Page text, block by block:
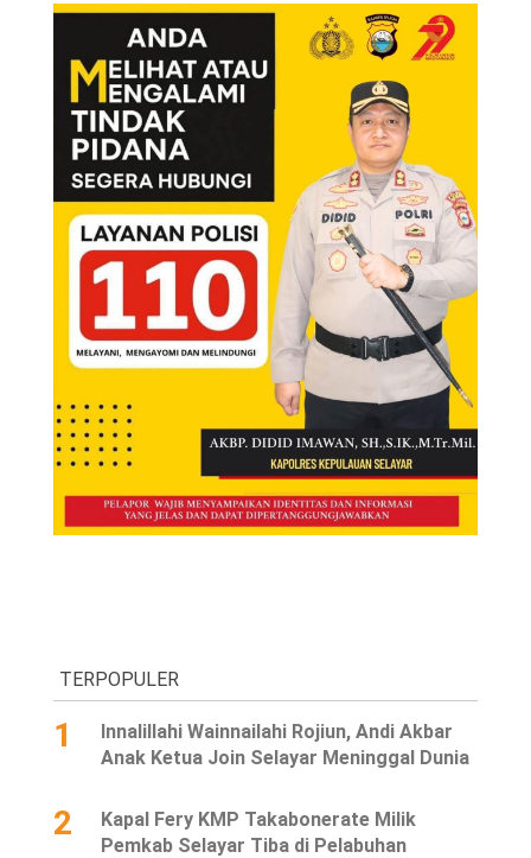
TERPOPULER
1
Innalillahi Wainnailahi Rojiun, Andi Akbar
Anak Ketua Join Selayar Meninggal Dunia
2
Kapal Fery KMP Takabonerate Milik
Pemkab Selayar Tiba di Pelabuhan